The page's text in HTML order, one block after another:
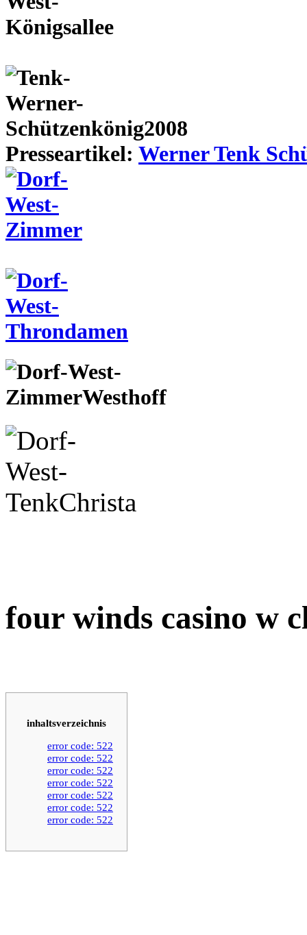
Presseartikel: Werner Tenk
four winds casino w
inhaltsverzeichnis
error code: 522
error code: 522
error code: 522
error code: 522
error code: 522
error code: 522
error code: 522